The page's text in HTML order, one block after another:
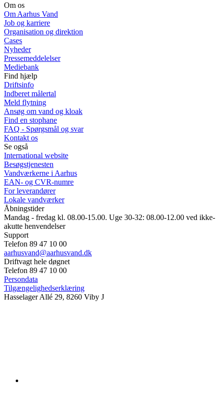
Om os
Om Aarhus Vand
Job og karriere
Organisation og direktion
Cases
Nyheder
Pressemeddelelser
Mediebank
Find hjælp
Driftsinfo
Indberet målertal
Meld flytning
Ansøg om vand og kloak
Find en stophane
FAQ - Spørgsmål og svar
Kontakt os
Se også
International website
Besøgstjenesten
Vandværkerne i Aarhus
EAN- og CVR-numre
For leverandører
Lokale vandværker
Åbningstider
Mandag - fredag kl. 08.00-15.00. Uge 30-32: 08.00-12.00 ved ikke-
akutte henvendelser
Support
Telefon 89 47 10 00
aarhusvand@aarhusvand.dk
Driftvagt hele døgnet
Telefon 89 47 10 00
Persondata
Tilgængelighedserklæring
Hasselager Allé 29, 8260 Viby J